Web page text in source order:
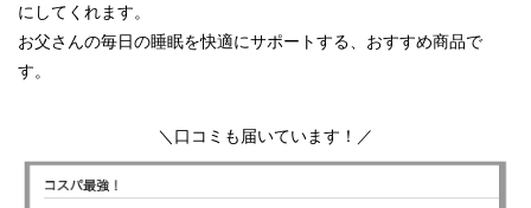
にしてくれます。
お父さんの毎日の睡眠を快適にサポートする、おすすめ商品で
す。
＼口コミも届いています！／